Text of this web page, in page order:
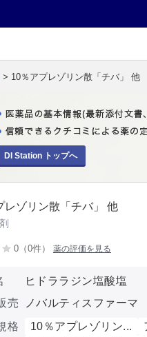
> 10％アプレゾリン散「チバ」 他
DI Station トップへ
レゾリン散「チバ」 他
0（0件） 薬の評価を見る
ヒドララジン塩酸塩
売
ノバルティスファーマ
格
10％アプレゾリン...